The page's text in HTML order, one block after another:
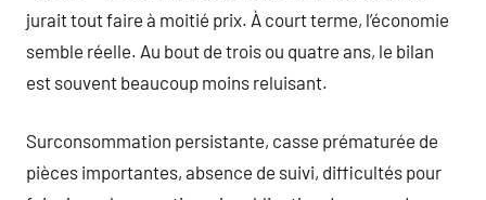
jurait tout faire à moitié prix. À court terme, l’économie
semble réelle. Au bout de trois ou quatre ans, le bilan
est souvent beaucoup moins reluisant.
Surconsommation persistante, casse prématurée de
pièces importantes, absence de suivi, difficultés pour